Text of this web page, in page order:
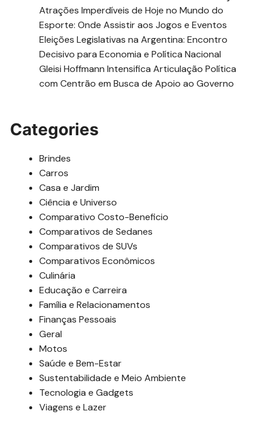
Atrações Imperdíveis de Hoje no Mundo do
Esporte: Onde Assistir aos Jogos e Eventos
Eleições Legislativas na Argentina: Encontro
Decisivo para Economia e Política Nacional
Gleisi Hoffmann Intensifica Articulação Política
com Centrão em Busca de Apoio ao Governo
Categories
Brindes
Carros
Casa e Jardim
Ciência e Universo
Comparativo Costo-Beneficio
Comparativos de Sedanes
Comparativos de SUVs
Comparativos Econômicos
Culinária
Educação e Carreira
Família e Relacionamentos
Finanças Pessoais
Geral
Motos
Saúde e Bem-Estar
Sustentabilidade e Meio Ambiente
Tecnologia e Gadgets
Viagens e Lazer